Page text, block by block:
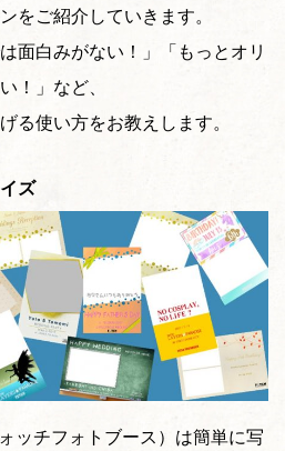
をご紹介していきます。
面白みがない！」「もっとオリ
！」など、
る使い方をお教えします。
ズ
ッチフォトブース）は簡単に写